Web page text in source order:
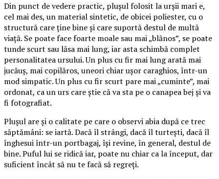
Din punct de vedere practic, plușul folosit la urșii mari e,
cel mai des, un material sintetic, de obicei poliester, cu o
structură care ține bine și care suportă destul de multă
viață. Se poate face foarte moale sau mai „blănos”, se poate
tunde scurt sau lăsa mai lung, iar asta schimbă complet
personalitatea ursului. Un plus cu fir mai lung arată mai
jucăuș, mai copilăros, uneori chiar ușor caraghios, într-un
mod simpatic. Un plus cu fir scurt pare mai „cuminte”, mai
ordonat, ca un urs care știe că va sta pe o canapea bej și va
fi fotografiat.
Plușul are și o calitate pe care o observi abia după ce trec
săptămâni: se iartă. Dacă îl strângi, dacă îl turtești, dacă îl
înghesui într-un portbagaj, își revine, în general, destul de
bine. Puful lui se ridică iar, poate nu chiar ca la început, dar
suficient încât să nu te facă să regreți.